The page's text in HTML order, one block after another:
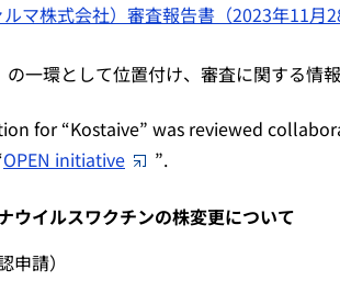
マ株式会社）審査報告書（2023年11月
の一環として位置付け、審査に関する情
for “Kostaive” was reviewed
OPEN initiative ”.
ウイルスワクチンの株変更について
申請）